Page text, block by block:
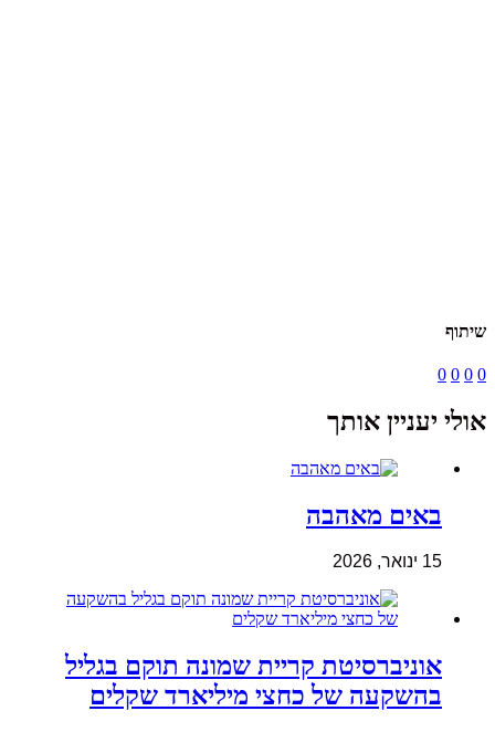
שיתוף
0
0
0
0
אולי יעניין אותך
באים מאהבה
15 ינואר, 2026
אוניברסיטת קריית שמונה תוקם בגליל
בהשקעה של כחצי מיליארד שקלים